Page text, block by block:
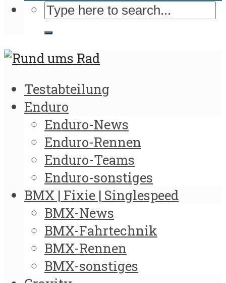
Testabteilung
Enduro
Enduro-News
Enduro-Rennen
Enduro-Teams
Enduro-sonstiges
BMX | Fixie | Singlespeed
BMX-News
BMX-Fahrtechnik
BMX-Rennen
BMX-sonstiges